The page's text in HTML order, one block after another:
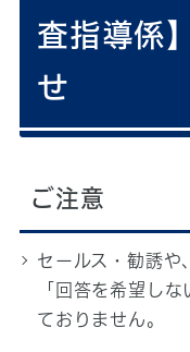
査指導係
せ
ご注意
セールス・勧誘や
「回答を希望し
ておりません。